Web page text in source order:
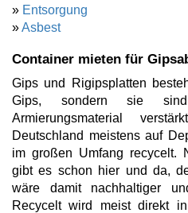
» Entsorgung
»Asbest
Container mieten für
Gips und Rigipsplatten
Gips, sondern sie
Armierungsmaterial
Deutschland meistens auf
im großen Umfang recycelt.
gibt es schon hier und da,
wäre damit nachhaltiger
Recycelt wird meist direkt